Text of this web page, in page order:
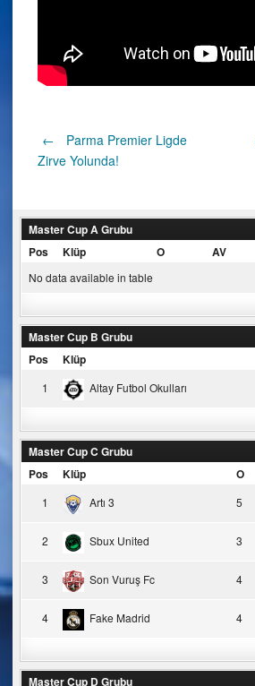
Post
←
Parma Premier Ligde
Zirve Yolunda!
Master Cup A Grubu
Pos
Klüp O AV
No data available in table
Master Cup B Grubu
Pos
Klüp
1 Altay Futbol Okulları
Master Cup C Grubu
Pos
Klüp O
1 Artı 3 5
2 Sbux United 3
3 Son Vuruş Fc 4
4 Fake Madrid 4
Master Cup D Grubu